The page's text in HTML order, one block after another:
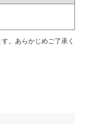
。あらかじめご了承く